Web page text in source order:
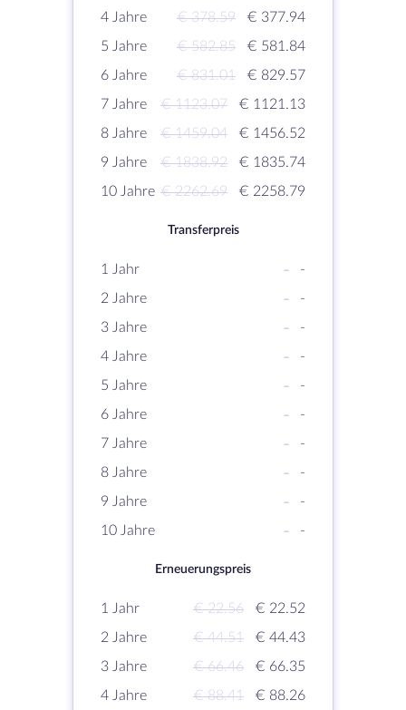
4 Jahre
€ 378.59
€ 377.94
5 Jahre
€ 582.85
€ 581.84
6 Jahre
€ 831.01
€ 829.57
7 Jahre
€ 1123.07
€ 1121.13
8 Jahre
€ 1459.04
€ 1456.52
9 Jahre
€ 1838.92
€ 1835.74
10 Jahre € 2262.69 € 2258.79
Transferpreis
1 Jahr -
-
2 Jahre
-
-
3 Jahre
-
-
4 Jahre
-
-
5 Jahre
-
-
6 Jahre
-
-
7 Jahre
-
-
8 Jahre
-
-
9 Jahre
-
-
10 Jahre
- -
Erneuerungspreis
1 Jahr € 22.56
€ 22.52
2 Jahre
€ 44.51
€ 44.43
3 Jahre
€ 66.46
€ 66.35
4 Jahre
€ 88.41
€ 88.26